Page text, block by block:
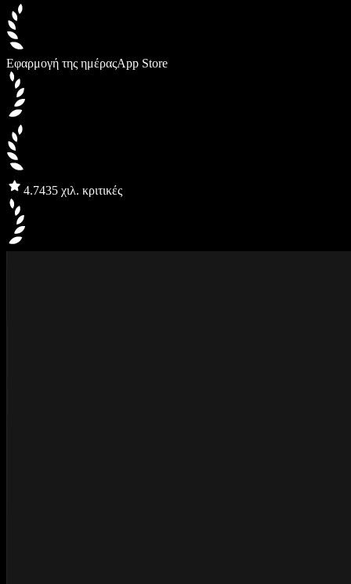
Εφαρμογή της ημέραςApp Store
4.7435 χιλ. κριτικές